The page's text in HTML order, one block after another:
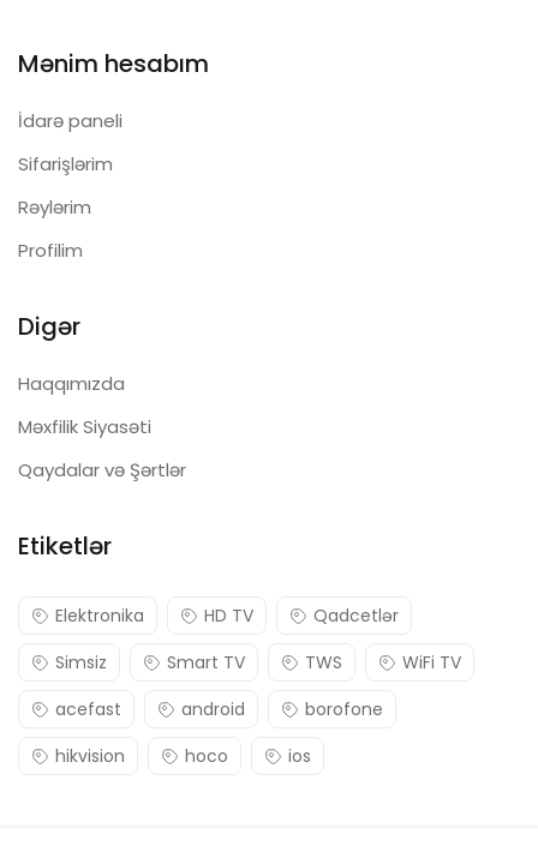
Mənim hesabım
İdarə paneli
Sifarişlərim
Rəylərim
Profilim
Digər
Haqqımızda
Məxfilik Siyasəti
Qaydalar və Şərtlər
Etiketlər
Elektronika HD TV
Qadcetlər
Simsiz
Smart TV TWS
WiFi TV
acefast
android
borofone
hikvision
hoco ios